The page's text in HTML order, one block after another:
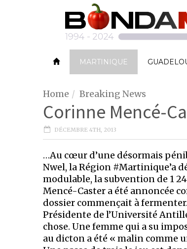
MARTINIQUE
Home Breaking News
Corinne Mencé-
DÉCEMBRE 4TH, 2013
…Au cœur d’une désormais
Nwel, la Région #Martinique’a
modulable, la subvention de 1
Mencé-Caster a été annoncée
dossier commençait à
Présidente de l’Université
chose. Une femme qui a su
au dicton a été « malin comme